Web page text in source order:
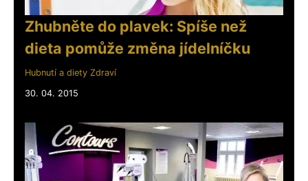
Zhubněte do plavek: Spíše než
dieta pomůže změna jídelníčku
Hubnutí a diety Zdraví
30. 04. 2015